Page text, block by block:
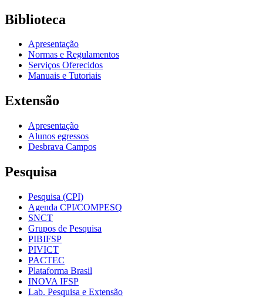
Biblioteca
Apresentação
Normas e Regulamentos
Serviços Oferecidos
Manuais e Tutoriais
Extensão
Apresentação
Alunos egressos
Desbrava Campos
Pesquisa
Pesquisa (CPI)
Agenda CPI/COMPESQ
SNCT
Grupos de Pesquisa
PIBIFSP
PIVICT
PACTEC
Plataforma Brasil
INOVA IFSP
Lab. Pesquisa e Extensão